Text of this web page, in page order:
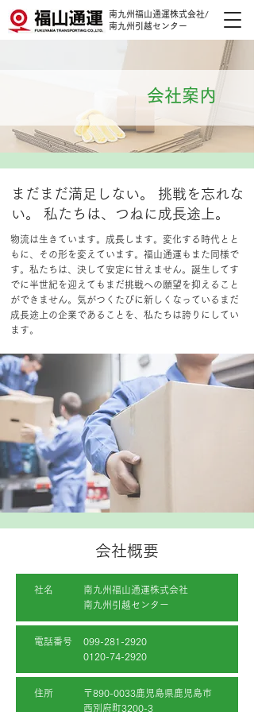
南九州福山通運株式会社/
南九州引越センター
会社案内
まだまだ満足しない。 挑戦を忘れな
い。 私たちは、つねに成長途上。
物流は生きています。成長します。変化する時代とと
もに、その形を変えています。福山通運もまた同様で
す。私たちは、決して安定に甘えません。誕生してす
でに半世紀を迎えてもまだ挑戦への願望を抑えること
ができません。気がつくたびに新しくなっているまだ
成長途上の企業であることを、私たちは誇りにしてい
ます。
会社概要
社名
南九州福山通運株式会社
南九州引越センター
電話番号
099-281-2920
0120-74-2920
住所
〒890-0033鹿児島県鹿児島市
西別府町3200-3